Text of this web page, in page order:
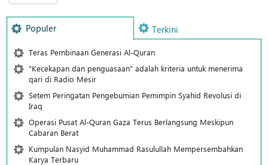
Populer Terkini
Teras Pembinaan Generasi Al-Quran
"Kecekapan dan penguasaan" adalah kriteria untuk menerima
qari di Radio Mesir
Setem Peringatan Pengebumian Pemimpin Syahid Revolusi di
Iraq
Operasi Pusat Al-Quran Gaza Terus Berlangsung Meskipun
Cabaran Berat
Kumpulan Nasyid Muhammad Rasulullah Mempersembahkan
Karya Terbaru